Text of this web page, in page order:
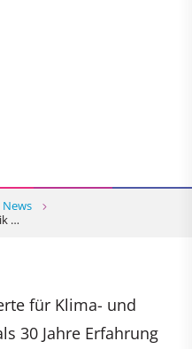
News
…
für Klima- und
30 Jahre Erfahrung